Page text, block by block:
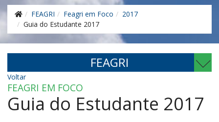
FEAGRI Feagri em Foco
2017
Guia do Estudante 2017
FEAGRI
Voltar
FEAGRI EM FOCO
Guia do Estudante 2017